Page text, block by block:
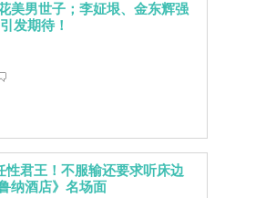
美男世子；李姃垠、金东辉强
发期待！
君王！不服输还要求听床边
纳酒店》名场面